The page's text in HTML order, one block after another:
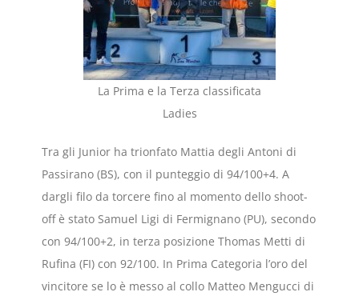
La Prima e la Terza classificata
Ladies
Tra gli Junior ha trionfato Mattia degli Antoni di
Passirano (BS), con il punteggio di 94/100+4. A
dargli filo da torcere fino al momento dello shoot-
off è stato Samuel Ligi di Fermignano (PU), secondo
con 94/100+2, in terza posizione Thomas Metti di
Rufina (FI) con 92/100. In Prima Categoria l’oro del
vincitore se lo è messo al collo Matteo Mengucci di